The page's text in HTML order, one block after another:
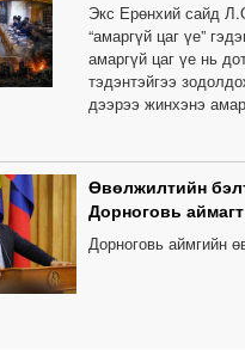
Экс Ерөнхий сайд
“амаргүй цаг үе”
амаргүй цаг үе нь
тэдэнтэйгээ
дээрээ жинхэнэ
Өвөлжилтийн
Дорноговь
Дорноговь аймгийн